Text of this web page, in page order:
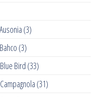
(3)
(3)
Bird (33)
(31)